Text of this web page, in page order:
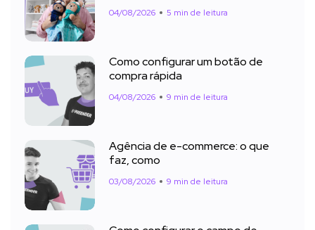
04/08/2026 5 min de leitura
Como configurar um botão de
compra rápida
04/08/2026 9 min de leitura
Agência de e-commerce: o que
faz, como
03/08/2026 9 min de leitura